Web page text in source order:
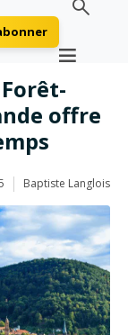
offre
Baptiste Langlois